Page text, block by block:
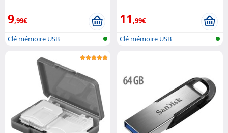
9,99€
Clé mémoire USB
11,99€
Clé mémoire USB